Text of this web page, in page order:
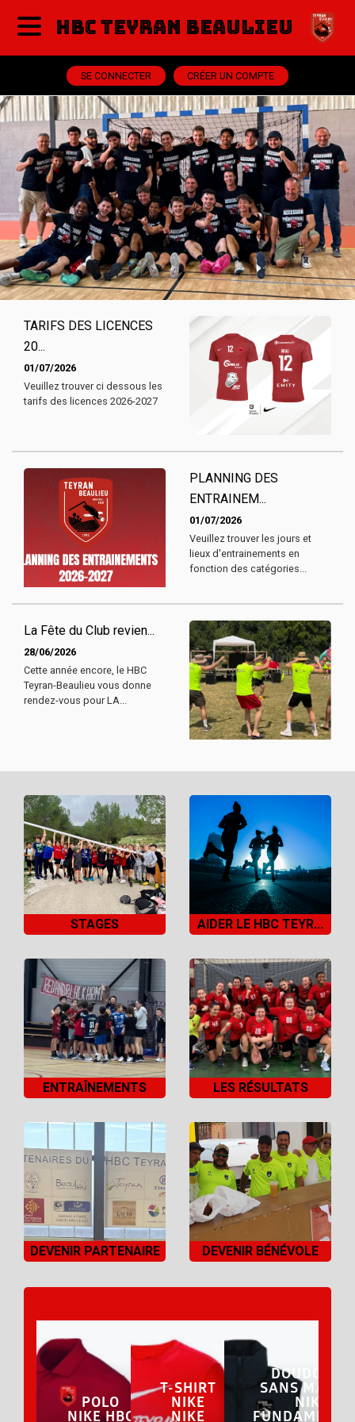
HBC Teyran Beaulieu
SE CONNECTER CRÉER UN COMPTE
TARIFS DES LICENCES
20...
01/07/2026
Veuillez trouver ci dessous les
tarifs des licences 2026-2027
PLANNING DES
ENTRAINEM...
01/07/2026
Veuillez trouver les jours et
lieux d'entrainements en
fonction des catégories...
La Fête du Club revien...
28/06/2026
Cette année encore, le HBC
Teyran-Beaulieu vous donne
rendez-vous pour LA...
STAGES AIDER LE HBC TEYR...
ENTRAÎNEMENTS LES RÉSULTATS
DEVENIR PARTENAIRE DEVENIR BÉNÉVOLE
POLO
NIKE HBC
T-SHIRT
NIKE
NIKE
DOUDOUNE
SANS
NIKE